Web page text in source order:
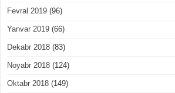
Fevral 2019 (96)
Yanvar 2019 (66)
Dekabr 2018 (83)
Noyabr 2018 (124)
Oktabr 2018 (149)